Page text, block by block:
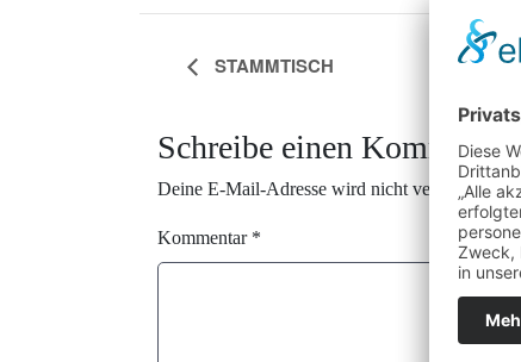
STAMMTISCH
Schreibe einen Kommentar
Deine E-Mail-Adresse wird nicht veröffentlicht.
Kommentar *